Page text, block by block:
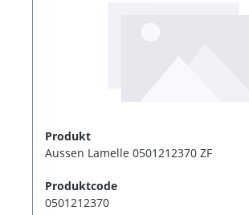
Produkt
Aussen Lamelle 0501212370 ZF
Produktcode
0501212370